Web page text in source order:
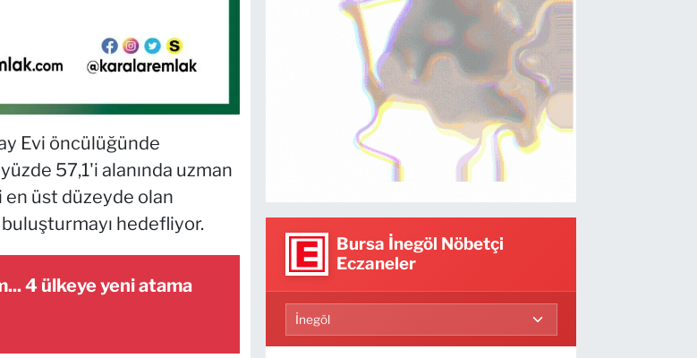
Evi öncülüğünde
57,1'i alanında uzman
üst düzeyde olan
hedefliyor.
4 ülkeye yeni atama
Bursa İnegöl Nöbetçi
Eczaneler